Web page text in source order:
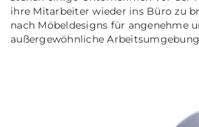
ihre Mitarbeiter wieder ins Büro zu
nach Möbeldesigns für angenehme
außergewöhnliche